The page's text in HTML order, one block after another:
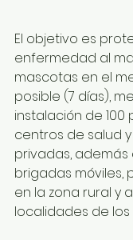
El objetivo es
enfermedad al
mascotas en el
posible (7 días),
instalación de 100
centros de salud
privadas,
brigadas móviles,
en la zona rural y
localidades de los